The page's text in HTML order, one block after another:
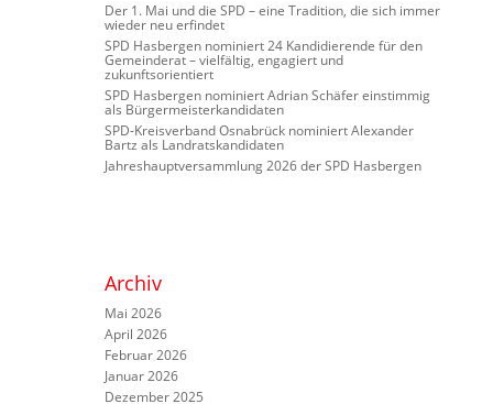
Der 1. Mai und die SPD – eine Tradition, die sich immer
wieder neu erfindet
SPD Hasbergen nominiert 24 Kandidierende für den
Gemeinderat – vielfältig, engagiert und
zukunftsorientiert
SPD Hasbergen nominiert Adrian Schäfer einstimmig
als Bürgermeisterkandidaten
SPD-Kreisverband Osnabrück nominiert Alexander
Bartz als Landratskandidaten
Jahreshauptversammlung 2026 der SPD Hasbergen
Archiv
Mai 2026
April 2026
Februar 2026
Januar 2026
Dezember 2025